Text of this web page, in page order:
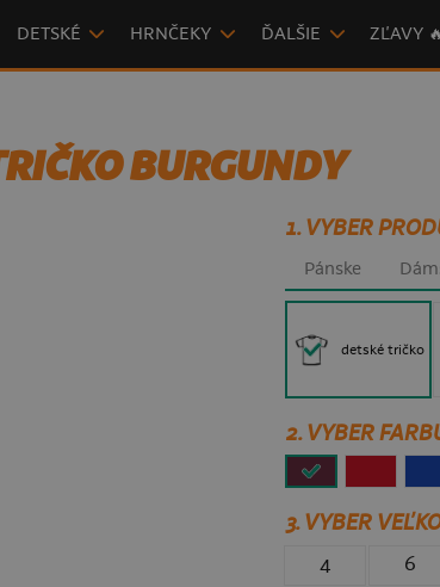
DETSKÉ HRNČEKY ĎALŠIE ZĽAVY
BURGUNDY
1. VYBER
Pánske
detské tričko
2. VYBER
3.VYBER
4 6